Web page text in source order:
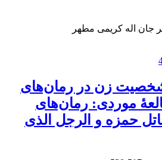
جان اله کریمی مطهر
زن در رمان‌های
موردی: رمان‌های
حمزه و الرجل الذی